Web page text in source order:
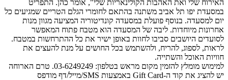
האירוח שלי ואת האהבות הקולינאריות שלי", אומר כהן. התפריט
במסעדת יפו תל אביב משתנה בהתאם לחומרי הגלם הטריים שמגיעים כל
יום למסעדה. בנוסף פועלת במסעדה קונדיטוריה המציעה מגוון מנות
אחרונות מיוחדות. ליבה של המסעדה הוא מטבח פתוח המאפשר
לסועדים היושבים סביבו לחוות באופן ישיר את כל ההתרחשות במטבח.
לראות, לספוג, להריח, ולהשתמש בכל החושים על מנת להעצים את
חוויות האוכל והשתייה.
למימוש מומלץ להזמין מקום מראש בטלפון: 03-6249249. טרם הארוחה
יש להציג את קוד ה-Gift Card באמצעות SMS/מייל/דף מודפס